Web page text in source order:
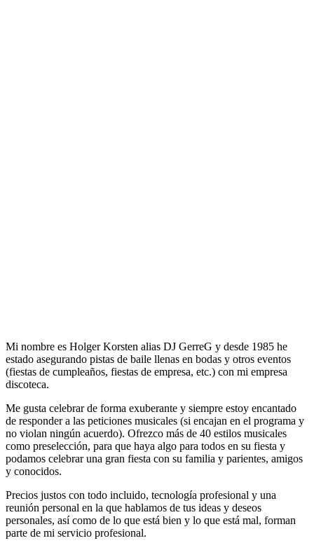
Mi nombre es Holger Korsten alias DJ GerreG y desde 1985 he
estado asegurando pistas de baile llenas en bodas y otros eventos
(fiestas de cumpleaños, fiestas de empresa, etc.) con mi empresa
discoteca.
Me gusta celebrar de forma exuberante y siempre estoy encantado
de responder a las peticiones musicales (si encajan en el programa y
no violan ningún acuerdo). Ofrezco más de 40 estilos musicales
como preselección, para que haya algo para todos en su fiesta y
podamos celebrar una gran fiesta con su familia y parientes, amigos
y conocidos.
Precios justos con todo incluido, tecnología profesional y una
reunión personal en la que hablamos de tus ideas y deseos
personales, así como de lo que está bien y lo que está mal, forman
parte de mi servicio profesional.